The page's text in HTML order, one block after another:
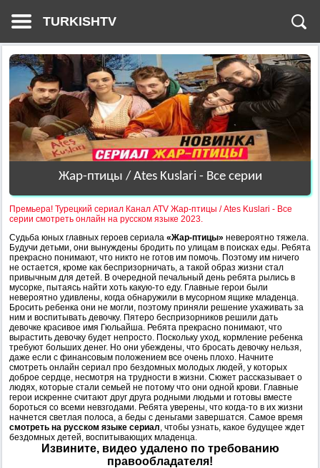
TURKISHTV
Жар-птицы / Ates Kuslari - Все серии
Премьера! Турецкий сериал Канал ATV Жар-птицы / Ates Kuslari - Все
серии смотреть онлайн на русском языке 2023.
Судьба юных главных героев сериала «Жар-птицы» невероятно тяжела.
Будучи детьми, они вынуждены бродить по улицам в поисках еды. Ребята
прекрасно понимают, что никто не готов им помочь. Поэтому им ничего
не остается, кроме как беспризорничать, а такой образ жизни стал
привычным для детей. В очередной печальный день ребята рылись в
мусорке, пытаясь найти хоть какую-то еду. Главные герои были
невероятно удивлены, когда обнаружили в мусорном ящике младенца.
Бросить ребенка они не могли, поэтому приняли решение ухаживать за
ним и воспитывать девочку. Пятеро беспризорников решили дать
девочке красивое имя Гюльайша. Ребята прекрасно понимают, что
вырастить девочку будет непросто. Поскольку уход, кормление ребенка
требуют больших денег. Но они убеждены, что бросать девочку нельзя,
даже если с финансовым положением все очень плохо. Начните
смотреть онлайн сериал про бездомных молодых людей, у которых
доброе сердце, несмотря на трудности в жизни. Сюжет рассказывает о
людях, которые стали семьей не потому что они одной крови. Главные
герои искренне считают друг друга родными людьми и готовы вместе
бороться со всеми невзгодами. Ребята уверены, что когда-то в их жизни
начнется светлая полоса, а беды с деньгами завершатся. Самое время
смотреть на русском языке сериал, чтобы узнать, какое будущее ждет
бездомных детей, воспитывающих младенца.
Извините, видео удалено по требованию
правообладателя!